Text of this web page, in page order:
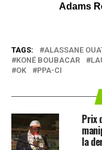
Adams
TAGS: ALASSANE
KONÉ BOUBACAR
OK
PPA-CI
Prix
la